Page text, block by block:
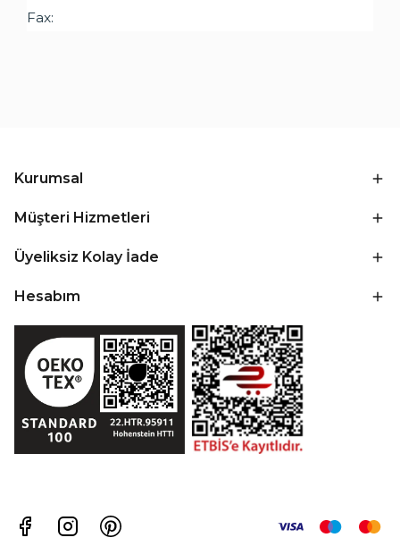
Fax:
Kurumsal
Müşteri Hizmetleri
Üyeliksiz Kolay İade
Hesabım